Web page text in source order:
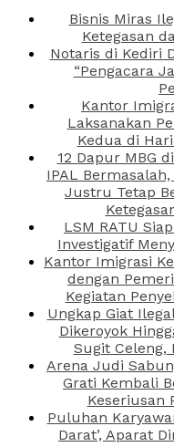
Bisnis Miras
Ketegasan
Notaris di Kediri
“Pengacara
Kantor
Laksanakan
Kedua di
12 Dapur MBG
IPAL
Justru Tetap
LSM RATU
Investigatif
Kantor Imigrasi
dengan
Kegiatan
Ungkap Giat
Dikeroyok
Sugit Celeng,
Arena Judi
Grati Kembali
Keseriusan
Puluhan
Darat’, Aparat